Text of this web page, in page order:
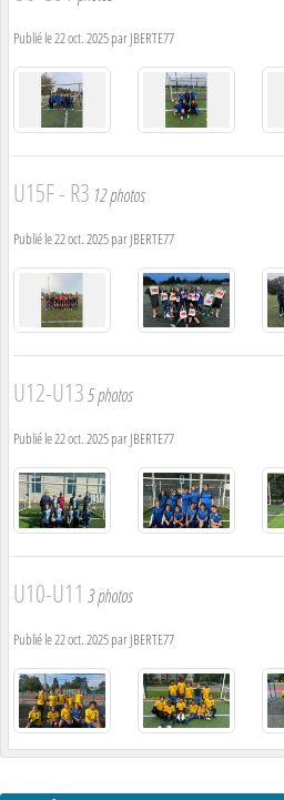
Publié le22 oct. 2025parJBERTE77
U15F - R3 12 photos
Publié le22 oct. 2025parJBERTE77
U12-U13 5 photos
Publié le22 oct. 2025parJBERTE77
U10-U11 3 photos
Publié le22 oct. 2025parJBERTE77